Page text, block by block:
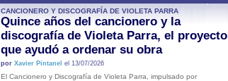
CANCIONERO Y DISCOGRAFÍA DE VIOLETA PARRA
Quince años del cancionero y la
discografía de Violeta Parra, el proyecto
que ayudó a ordenar su obra
por Xavier Pintanel el 13/07/2026
El Cancionero y Discografía de Violeta Parra, impulsado por